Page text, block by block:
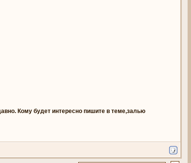
Кому будет интересно пишите в теме,залью